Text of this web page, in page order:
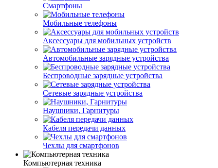
Смартфоны
Мобильные телефоны
Аксессуары для мобильных устройств
Автомобильные зарядные устройства
Беспроводные зарядные устройства
Сетевые зарядные устройства
Наушники, Гарнитуры
Кабеля передачи данных
Чехлы для смартфонов
Компьютерная техника